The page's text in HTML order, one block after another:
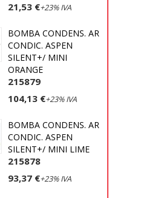
21,53 €+23% IVA
BOMBA CONDENS. AR
CONDIC. ASPEN
SILENT+/ MINI
ORANGE
215879
104,13 €+23% IVA
BOMBA CONDENS. AR
CONDIC. ASPEN
SILENT+/ MINI LIME
215878
93,37 €+23% IVA